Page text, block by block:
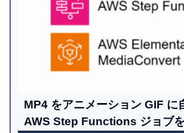
MP4 をアニメーション GIF に
AWS Step Functions ジョブ